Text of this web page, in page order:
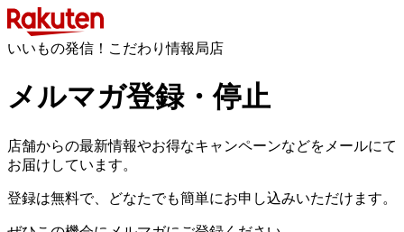
いいもの発信！こだわり情報局店
メルマガ登録・停止
店舗からの最新情報やお得なキャンペーンなどをメールにて
お届けしています。
登録は無料で、どなたでも簡単にお申し込みいただけます。